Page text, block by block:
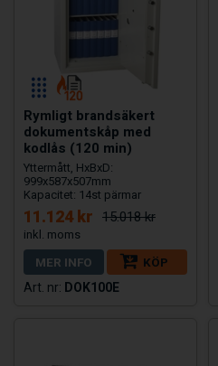
Rymligt brandsäkert
dokumentskåp med
kodlås (120 min)
Yttermått, HxBxD:
999x587x507mm
Kapacitet: 14st pärmar
11.124 kr 15.018 kr
MER INFO
KÖP
DOK100E